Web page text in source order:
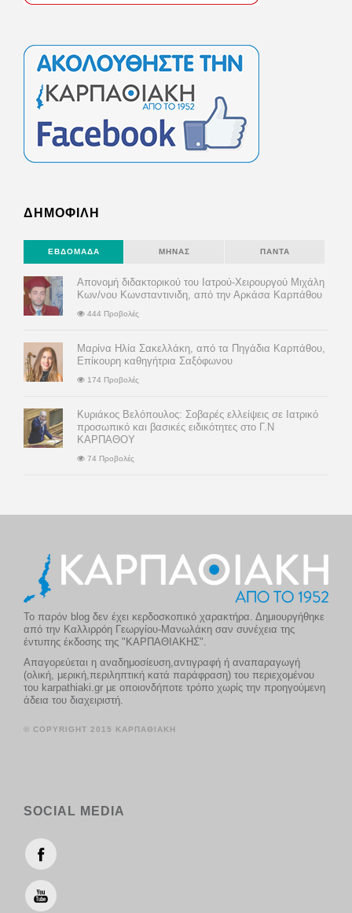
ΔΗΜΟΦΙΛΗ
ΕΒΔΟΜΆΔΑ ΜΉΝΑΣ ΠΆΝΤΑ
Απονομή διδακτορικού του Ιατρού-Χειρουργού Μιχάλη
Κων/νου Κωνσταντινιδη, από την Αρκάσα Καρπάθου
444 Προβολές
Μαρίνα Ηλία Σακελλάκη, από τα Πηγάδια Καρπάθου,
Επίκουρη καθηγήτρια Σαξόφωνου
174 Προβολές
Κυριάκος Βελόπουλος: Σοβαρές ελλείψεις σε Ιατρικό
προσωπικό και βασικές ειδικότητες στο Γ.Ν
ΚΑΡΠΑΘΟΥ
74 Προβολές
Το παρόν blog δεν έχει κερδοσκοπικό χαρακτήρα. Δημιουργήθηκε
από την Καλλιρρόη Γεωργίου-Μανωλάκη σαν συνέχεια της
έντυπης έκδοσης της "ΚΑΡΠΑΘΙΑΚΗΣ".
Απαγορεύεται η αναδημοσίευση,αντιγραφή ή αναπαραγωγή
(ολική, μερική,περιληπτική κατά παράφραση) του περιεχομένου
του karpathiaki.gr με οποιονδήποτε τρόπο χωρίς την προηγούμενη
άδεια του διαχειριστή.
© COPYRIGHT 2015 ΚΑΡΠΑΘΙΑΚΗ
SOCIAL MEDIA